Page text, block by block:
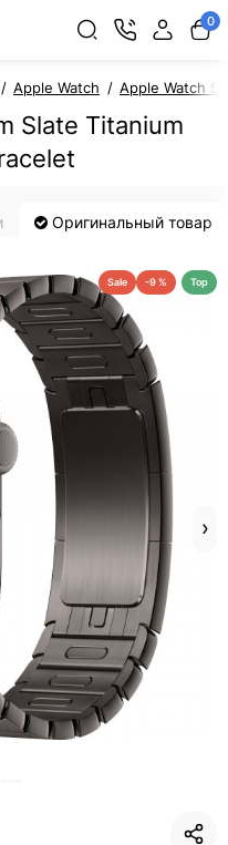
0
Apple Watch Apple Watch
Slate Titanium
Оригинальный товар
Sale -9 % Top